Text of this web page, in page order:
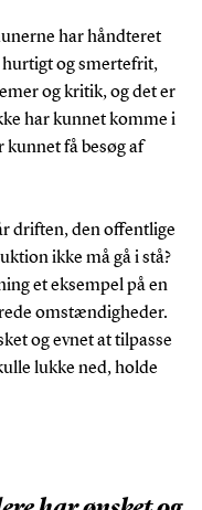
har håndteret
og smertefrit,
og kritik, og det er
har kunnet komme i
kunnet få besøg af
driften, den offentlige
ikke må gå i stå?
et eksempel på en
omstændigheder.
og evnet at tilpasse
lukke ned, holde